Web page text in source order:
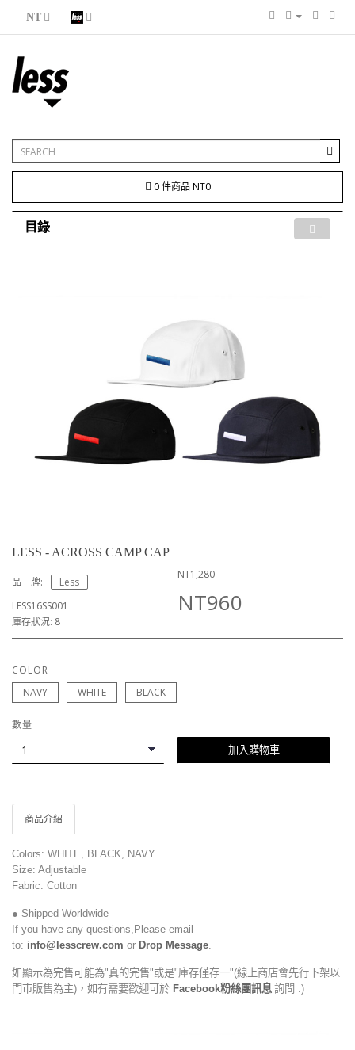
NT
0 件商品 NT0
目錄
LESS - ACROSS CAMP CAP
品 牌:
Less
LESS16SS001
庫存狀況: 8
NT1,280
NT960
COLOR
NAVY
WHITE BLACK
數量
加入購物車
商品介紹
Colors: WHITE, BLACK, NAVY
Size: Adjustable
Fabric: Cotton
● Shipped Worldwide
If you have any questions,Please email
to: info@lesscrew.com or Drop Message
如顯示為完售可能為"真的完售"或是"庫存僅存一"(線上商店會先行下架以
門市販售為主)，如有需要歡迎可於 Facebook粉絲團訊息 詢問 :)